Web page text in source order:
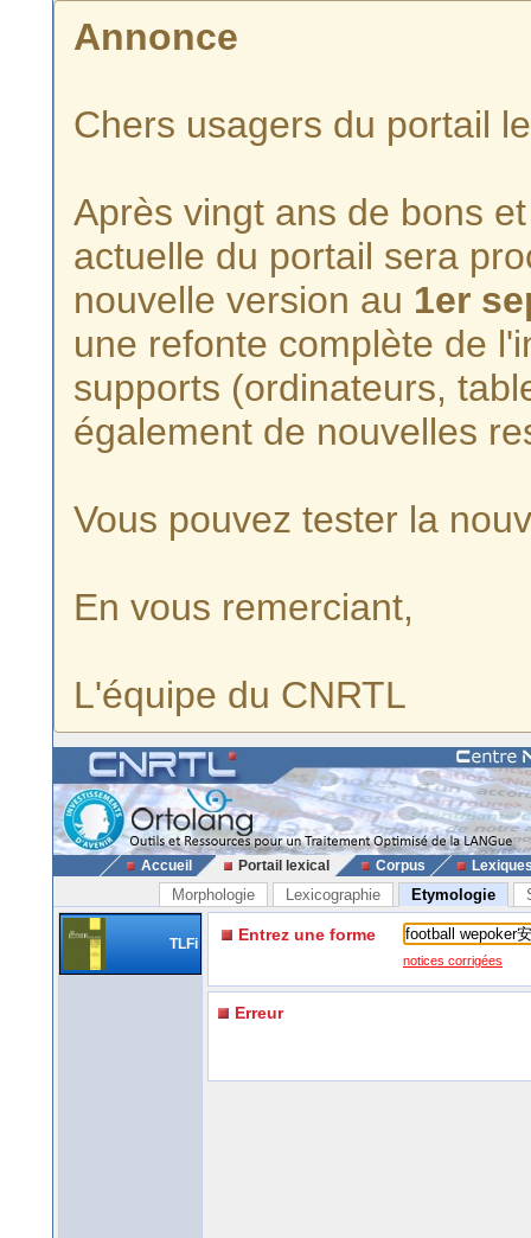
Annonce
Chers usagers du portail
Après vingt ans de bons
actuelle du portail sera
nouvelle version au 1er
une refonte complète de
supports (ordinateurs,
également de nouvelles
Vous pouvez tester la
En vous remerciant,
L'équipe du CNRTL
Accueil Portail lexical Corpus
Morphologie Lexicographie Etymologie
TLFi Entrez une forme
notices corrigées
Erreur